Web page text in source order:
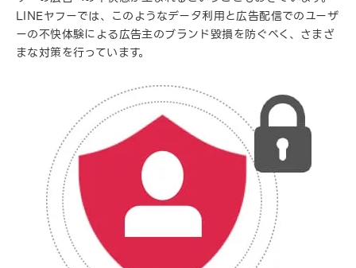
LINEヤフーでは、このようなデータ利用と広告配信でのユーザ
ーの不快体験による広告主のブランド毀損を防ぐべく、さまざ
まな対策を行っています。